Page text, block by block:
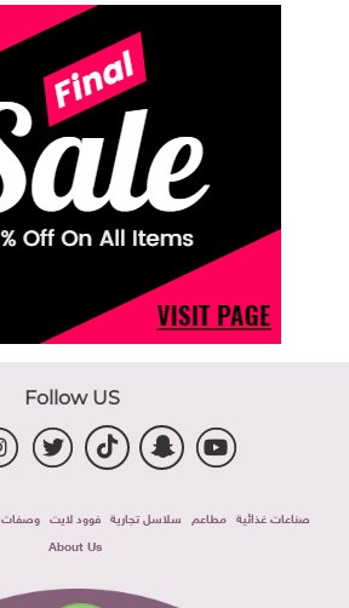
Follow US
صناعات غذائية مطاعم سلاسل تجارية فوود لايت وصفات
About Us